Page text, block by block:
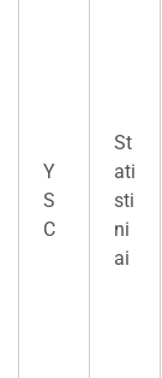
Y
S
C
St
ati
sti
ni
ai